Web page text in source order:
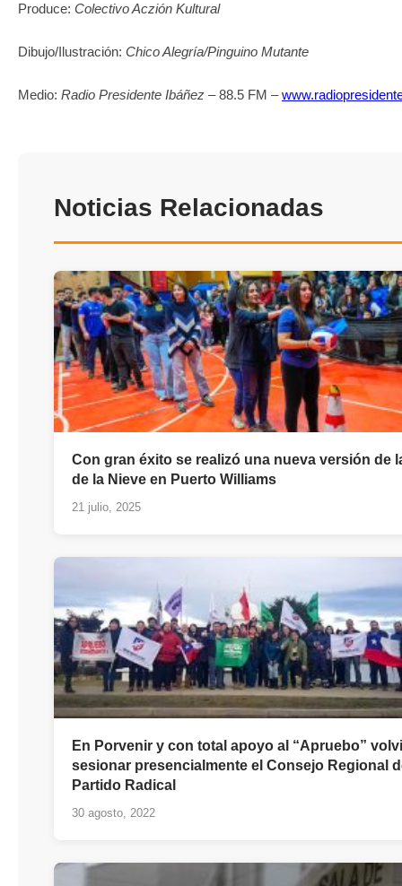
Produce: Colectivo Aczión Kultural
Dibujo/Ilustración: Chico Alegría/Pinguino Mutante
Medio: Radio Presidente Ibáñez – 88.5 FM –
Noticias Relacionadas
Con gran éxito se realizó una nueva versión de
de la Nieve en Puerto Williams
21 julio, 2025
En Porvenir y con total apoyo al “Apruebo”
sesionar presencialmente el Consejo Regional
Partido Radical
30 agosto, 2022